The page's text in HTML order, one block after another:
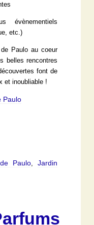
évènementiels
etc.)
Paulo au coeur
belles rencontres
font de
et inoubliable !
Paulo
Paulo,Jardin